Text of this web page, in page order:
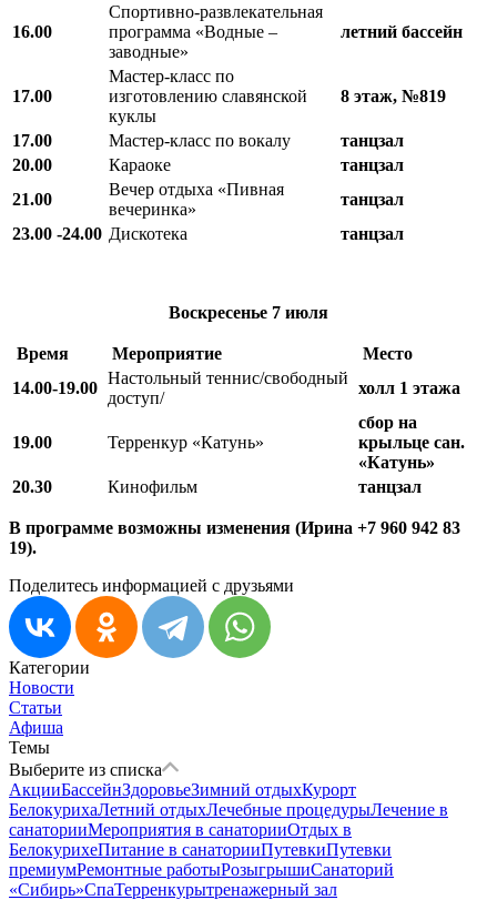
16.00
Спортивно-развлекательная
программа «Водные –
заводные»
летний бассейн
17.00
Мастер-класс по
изготовлению славянской
куклы
8 этаж, №819
17.00 Мастер-класс по вокалу
танцзал
20.00
Караоке
танцзал
21.00
Вечер отдыха «Пивная
вечеринка»
танцзал
23.00 -24.00 Дискотека танцзал
Воскресенье 7 июля
Время Мероприятие
Место
14.00-19.00
Настольный теннис/свободный
доступ/
холл 1 этажа
19.00 Терренкур «Катунь»
сбор на
крыльце сан.
«Катунь»
20.30
Кинофильм танцзал
В программе возможны изменения (Ирина +7 960 942 83
19).
Поделитесь информацией с друзьями
Категории
Новости
Статьи
Афиша
Темы
Выберите из списка
АкцииБассейнЗдоровьеЗимний отдыхКурорт
БелокурихаЛетний отдыхЛечебные процедурыЛечение в
санаторииМероприятия в санаторииОтдых в
БелокурихеПитание в санаторииПутевкиПутевки
премиумРемонтные работыРозыгрышиСанаторий
«Сибирь»СпаТерренкурытренажерный зал